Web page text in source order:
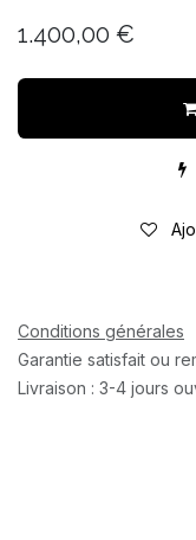
1.400,00 €
Conditions générales
Garantie satisfait ou
Livraison : 3-4 jours